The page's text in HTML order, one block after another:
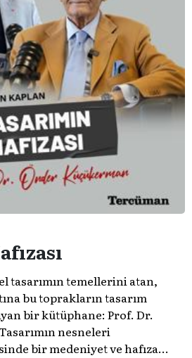
tasarımın temellerini atan,
bu toprakların tasarım
bir kütüphane: Prof. Dr.
nesneleri
bir medeniyet ve hafıza